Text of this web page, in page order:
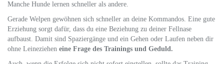
Manche Hunde lernen schneller als andere.
Gerade Welpen gewöhnen sich schneller an deine Kommandos. Eine gute
Erziehung sorgt dafür, dass du eine Beziehung zu deiner Fellnase
aufbaust. Damit sind Spaziergänge und ein Gehen oder Laufen neben dir
ohne Leineziehen eine Frage des Trainings und Geduld.